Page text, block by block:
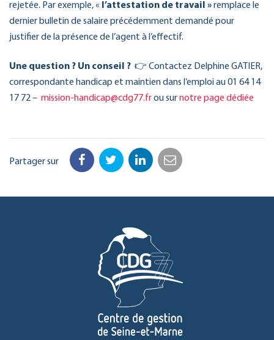
rejetée. Par exemple, « l’attestation de travail »remplace le
dernier bulletin de salaire précédemment demandé pour
justifier de la présence de l’agent à l’effectif.
Une question ? Un conseil ? 👉 Contactez Delphine GATIER,
correspondante handicap et maintien dans l’emploi au 01 64 14
17 72 – mission-handicap@cdg77.frou surnotre page dédiée
Partager sur Facebook
TwitterLinkedIn
Email